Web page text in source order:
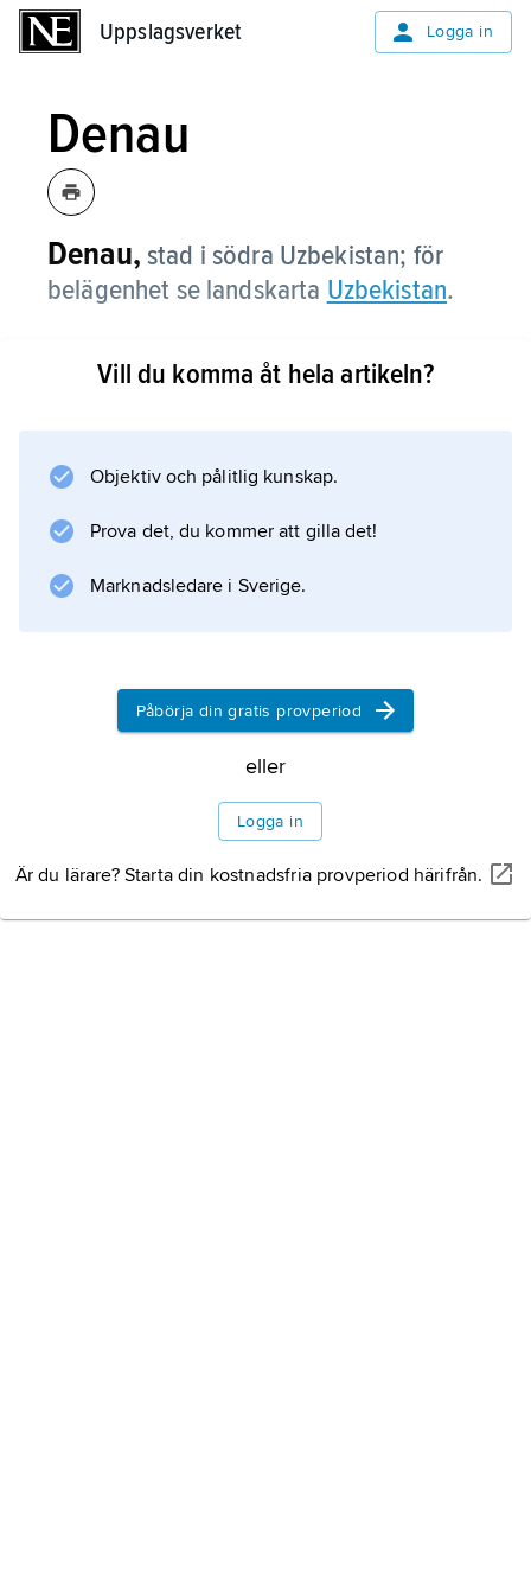
Uppslagsverket Logga in
Denau
Denau, stad i södra Uzbekistan; för
belägenhet se landskarta Uzbekistan.
Vill du komma åt hela artikeln?
Objektiv och pålitlig kunskap.
Prova det, du kommer att gilla det!
Marknadsledare i Sverige.
Påbörja din gratis provperiod
eller
Logga in
Är du lärare? Starta din kostnadsfria provperiod härifrån.